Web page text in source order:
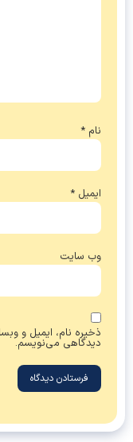
*
وب‌ سایت
ذخیره نام، ایمیل و وبسایت
دیدگاهی می‌نویسم.